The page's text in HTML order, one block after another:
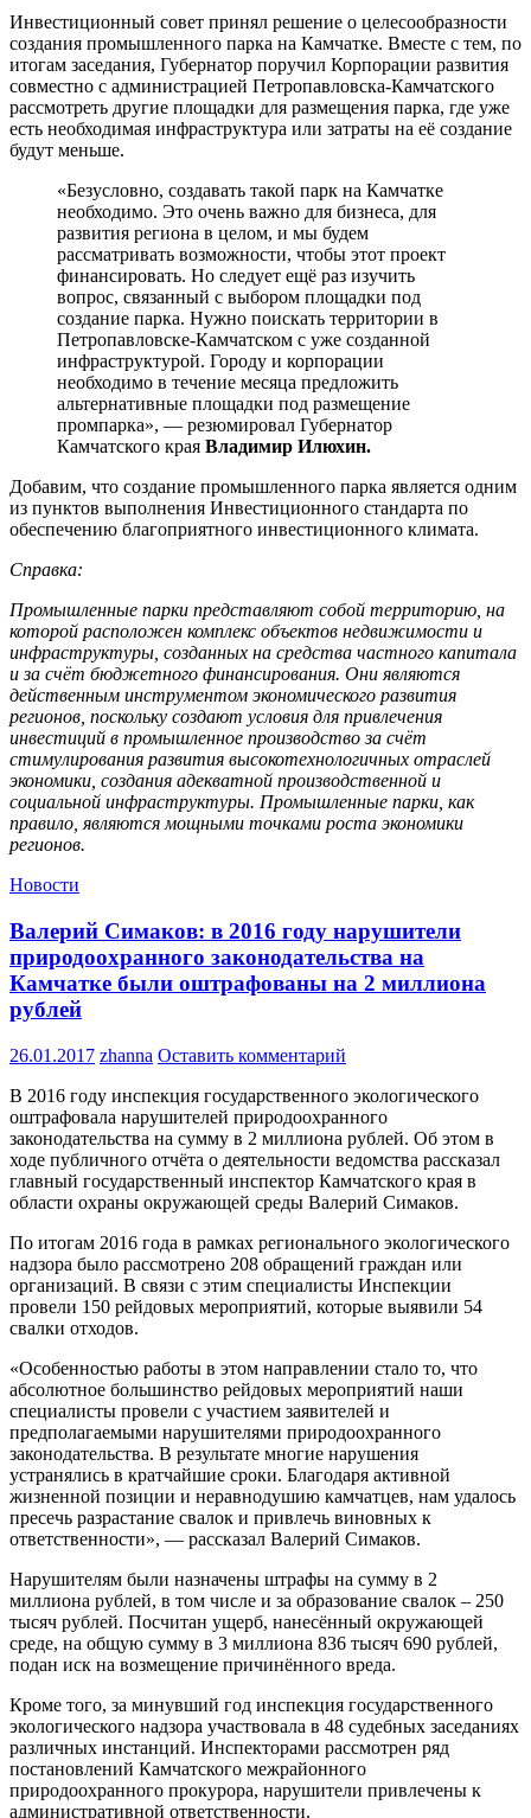
Инвестиционный совет принял решение о целесообразности
создания промышленного парка на Камчатке. Вместе с тем, по
итогам заседания, Губернатор поручил Корпорации развития
совместно с администрацией Петропавловска-Камчатского
рассмотреть другие площадки для размещения парка, где уже
есть необходимая инфраструктура или затраты на её создание
будут меньше.
«Безусловно, создавать такой парк на Камчатке
необходимо. Это очень важно для бизнеса, для
развития региона в целом, и мы будем
рассматривать возможности, чтобы этот проект
финансировать. Но следует ещё раз изучить
вопрос, связанный с выбором площадки под
создание парка. Нужно поискать территории в
Петропавловске-Камчатском с уже созданной
инфраструктурой. Городу и корпорации
необходимо в течение месяца предложить
альтернативные площадки под размещение
промпарка», — резюмировал Губернатор
Камчатского края Владимир Илюхин.
Добавим, что создание промышленного парка является одним
из пунктов выполнения Инвестиционного стандарта по
обеспечению благоприятного инвестиционного климата.
Справка:
Промышленные парки представляют собой территорию, на
которой расположен комплекс объектов недвижимости и
инфраструктуры, созданных на средства частного капитала
и за счёт бюджетного финансирования. Они являются
действенным инструментом экономического развития
регионов, поскольку создают условия для привлечения
инвестиций в промышленное производство за счёт
стимулирования развития высокотехнологичных отраслей
экономики, создания адекватной производственной и
социальной инфраструктуры. Промышленные парки, как
правило, являются мощными точками роста экономики
регионов.
Новости
Валерий Симаков: в 2016 году нарушители
природоохранного законодательства на
Камчатке были оштрафованы на 2 миллиона
рублей
26.01.2017 zhanna Оставить комментарий
В 2016 году инспекция государственного экологического
оштрафовала нарушителей природоохранного
законодательства на сумму в 2 миллиона рублей. Об этом в
ходе публичного отчёта о деятельности ведомства рассказал
главный государственный инспектор Камчатского края в
области охраны окружающей среды Валерий Симаков.
По итогам 2016 года в рамках регионального экологического
надзора было рассмотрено 208 обращений граждан или
организаций. В связи с этим специалисты Инспекции
провели 150 рейдовых мероприятий, которые выявили 54
свалки отходов.
«Особенностью работы в этом направлении стало то, что
абсолютное большинство рейдовых мероприятий наши
специалисты провели с участием заявителей и
предполагаемыми нарушителями природоохранного
законодательства. В результате многие нарушения
устранялись в кратчайшие сроки. Благодаря активной
жизненной позиции и неравнодушию камчатцев, нам удалось
пресечь разрастание свалок и привлечь виновных к
ответственности», — рассказал Валерий Симаков.
Нарушителям были назначены штрафы на сумму в 2
миллиона рублей, в том числе и за образование свалок – 250
тысяч рублей. Посчитан ущерб, нанесённый окружающей
среде, на общую сумму в 3 миллиона 836 тысяч 690 рублей,
подан иск на возмещение причинённого вреда.
Кроме того, за минувший год инспекция государственного
экологического надзора участвовала в 48 судебных заседаниях
различных инстанций. Инспекторами рассмотрен ряд
постановлений Камчатского межрайонного
природоохранного прокурора, нарушители привлечены к
административной ответственности.